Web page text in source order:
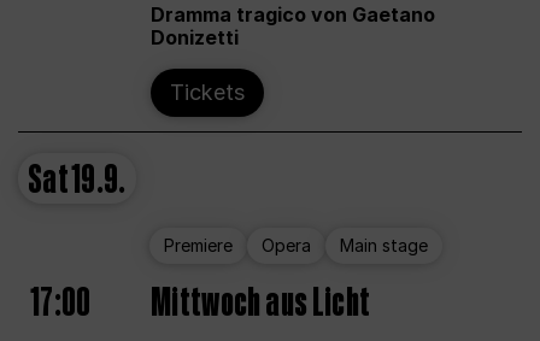
Dramma tragico von Gaetano
Donizetti
Tickets
Sat19.9.
Premiere Opera Main stage
17:00 Mittwoch aus Licht